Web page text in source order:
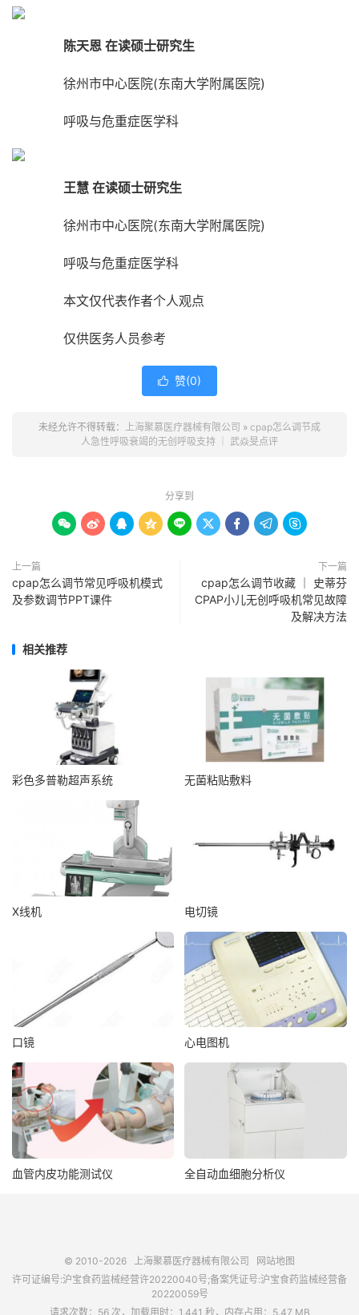
陈天恩 在读硕士研究生
徐州市中心医院(东南大学附属医院)
呼吸与危重症医学科
王慧 在读硕士研究生
徐州市中心医院(东南大学附属医院)
呼吸与危重症医学科
本文仅代表作者个人观点
仅供医务人员参考
 赞(0)
未经允许不得转载： 上海聚慕医疗器械有限公司 » cpap怎么调节成
人急性呼吸衰竭的无创呼吸支持 ｜ 武焱旻点评
分享到
        
上一篇
cpap怎么调节常见呼吸机模式
及参数调节PPT课件
下一篇
cpap怎么调节收藏 ｜ 史蒂芬
CPAP小儿无创呼吸机常见故障
及解决方法
相关推荐
彩色多普勒超声系统 无菌粘贴敷料
X线机 电切镜
口镜 心电图机
血管内皮功能测试仪 全自动血细胞分析仪
© 2010-2026 上海聚慕医疗器械有限公司
网站地图
许可证编号:沪宝食药监械经营许20220040号;备案凭证号:沪宝食药监械经营备
20220059号
请求次数：56 次，加载用时：1.441 秒，内存占用：5.47 MB